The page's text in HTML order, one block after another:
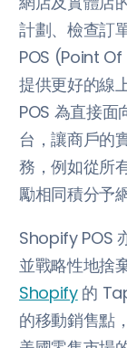
計劃、檢查訂
POS (Point
提供更好的線
POS 為直接
台，讓商戶的
務，例如從所
勵相同積分予
Shopify POS
並戰略性地捨
Shopify的
的移動銷售點